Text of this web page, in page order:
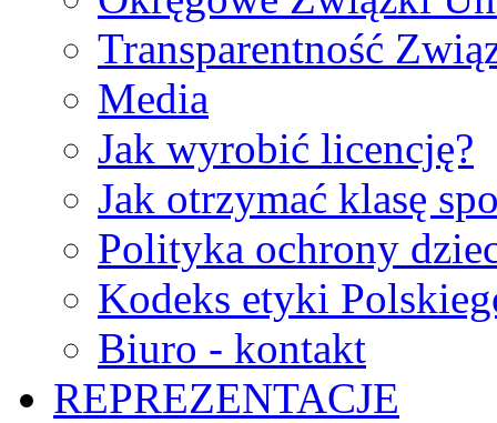
Transparentność
Media
Jak wyrobić licencję?
Jak otrzymać klasę
Polityka ochrony
Kodeks etyki
Biuro - kontakt
REPREZENTACJE